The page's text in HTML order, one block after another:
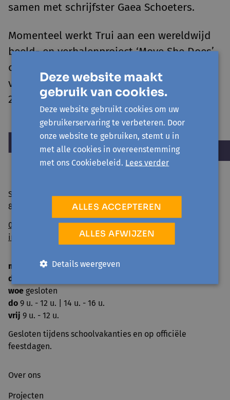
samen met schrijfster Gaea Schoeters.
Momenteel werkt Trui aan een wereldwijd
beeld- en verhalenproject ‘Move She Does’
over vrouwen en meisjes die bakens
verzetten met hun voertuigen, en dat in
2026 verschijnt als boek.
Sint Niklaasstraat 8
8400 Oostende
059/50 39 52
info@avansa-ow.be
ma
14 u. - 16 u.
di
woe gesloten
do 9 u. - 12 u. | 14 u. - 16 u.
vrij 9 u. - 12 u.
Gesloten tijdens schoolvakanties en op officiële
feestdagen.
Over ons
Projecten
Deze website maakt
gebruik van cookies.
Deze website gebruikt cookies om uw
gebruikerservaring te verbeteren. Door
onze website te gebruiken, stemt u in
met alle cookies in overeenstemming
met ons Cookiebeleid. Lees verder
ALLES ACCEPTEREN
ALLES AFWIJZEN
Details weergeven